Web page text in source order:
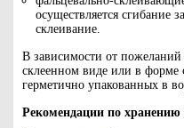
осуществляется сгибание
склеивание.
В зависимости от пожеланий
склеенном виде или в форме
герметично упакованных в
Рекомендации по